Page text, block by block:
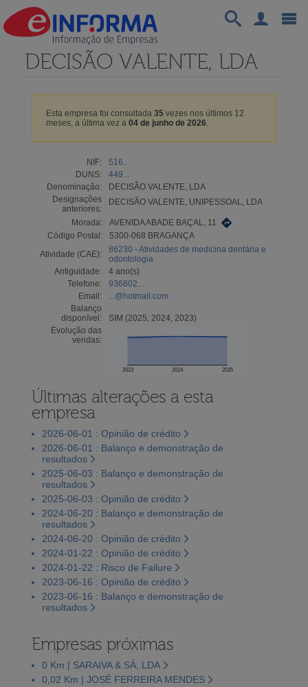
DECISÃO VALENTE, LDA
Esta empresa foi consultada 35vezes nos últimos 12
meses, a última vez a 04 de junho de 2026.
NIF:
516...
DUNS:
449...
Denominação:
DECISÃO VALENTE, LDA
Designações
anteriores:
DECISÃO VALENTE, UNIPESSOAL, LDA
Morada:
AVENIDA ABADE BAÇAL, 11
Código Postal:
5300-068 BRAGANÇA
Atividade (CAE):
86230 - Atividades de medicina dentária e
odontologia
Antiguidade:
4 ano(s)
Telefone:
936602...
Email:
...@hotmail.com
Balanço
disponível:
SIM (2025, 2024, 2023)
Evolução das
vendas:
2023 2024 2025
Últimas alterações a esta
empresa
2026-06-01 : Opinião de crédito
2026-06-01 : Balanço e demonstração de
resultados
2025-06-03 : Balanço e demonstração de
resultados
2025-06-03 : Opinião de crédito
2024-06-20 : Balanço e demonstração de
resultados
2024-06-20 : Opinião de crédito
2024-01-22 : Opinião de crédito
2024-01-22 : Risco de Failure
2023-06-16 : Opinião de crédito
2023-06-16 : Balanço e demonstração de
resultados
Empresas próximas
0 Km | SARAIVA & SÁ, LDA
0,02 Km | JOSÉ FERREIRA MENDES